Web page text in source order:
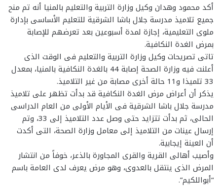
أكد محمود وهدان وكيل وزارة التربية والتعليم بالمنيا أنه تم منح
جميع تلاميذ مدرسة جلال باشا الشرقية للتعليم الأساسى بإدارة
ملوى التعليمية، إجازة لمدة أسبوعين بعد تعرضهم للإصابة
بمرض الغدة النكافية.
تاتى تصريحات وكيل وزارة التربية والتعليم فى الوقت الذى
أعلنت فيه وزارة الصحة إصابة 44 بالغدة النكافية بالمنيا، بمعدل
33 تلميذا و11 حالة أخرى مصابة من غير التلاميذ.
يذكر أن أعراض مرض الغدة النكافية قد بدأت تظهر على تلاميذ
مدرسة جلال باشا الشرقية فى الأيام الأولى من العام الدراسى
الحالى، ثم بدأت تتزايد حتى وصل عدد التلاميذ إلى 33، وتم
إرسال عينات من التلاميذ إلى معامل وزارة الصحة، التى أكدت
أن العينة إيجابية.
وأصيب أهالى القرية والقرى المجاورة بالذعر، خوفاً من انتشار
المرض الذى ينتقل بالعدوى، وهو مرض يعرف لدى العامة باسم
“أبواللكيم”.